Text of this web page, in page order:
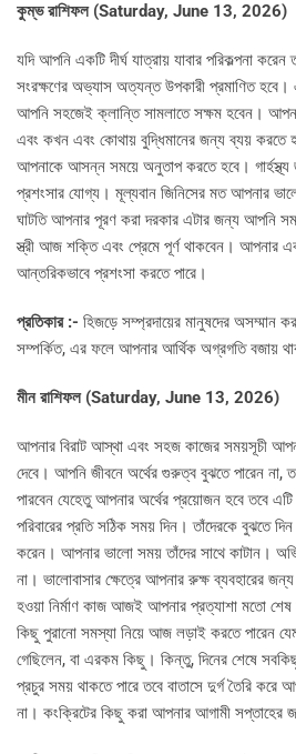
কুম্ভ রাশিফল (Saturday, June 13, 2026)
যদি আপনি একটি দীর্ঘ যাত্রায় যাবার পরিকল্পনা
সংরক্ষণের অভ্যাস অত্যন্ত উপকারী প্রমাণিত
আপনি সহজেই ক্লান্তি সামলাতে সক্ষম হবেন।
এবং কখন এবং কোথায় বুদ্ধিমানের জন্য ব্যয় করতে
আপনাকে আসন্ন সময়ে অনুতাপ করতে হবে। গার্হস্থ্য
প্রশংসার যোগ্য। মূল্যবান জিনিসের মত আপনার
ঘাটতি আপনার পূরণ করা দরকার এটার জন্য আপনি
স্ত্রী আজ শক্তি এবং প্রেমে পূর্ণ থাকবেন।
আন্তরিকভাবে প্রশংসা করতে পারে।
প্রতিকার :- হিজড়ে সম্প্রদায়ের মানুষদের অসম্মান
সম্পর্কিত, এর ফলে আপনার আর্থিক অগ্রগতি বজায়
মীন রাশিফল (Saturday, June 13, 2026)
আপনার বিরাট আস্থা এবং সহজ কাজের সময়সূচী
দেবে। আপনি জীবনে অর্থের গুরুত্ব বুঝতে পারেন না,
পারবেন যেহেতু আপনার অর্থের প্রয়োজন হবে তবে
পরিবারের প্রতি সঠিক সময় দিন। তাঁদেরকে বুঝতে
করেন। আপনার ভালো সময় তাঁদের সাথে কাটান।
না। ভালোবাসার ক্ষেত্রে আপনার রুক্ষ ব্যবহারের
হওয়া নির্মাণ কাজ আজই আপনার প্রত্যাশা মতো শেষ
কিছু পুরানো সমস্যা নিয়ে আজ লড়াই করতে পারেন
গেছিলেন, বা এরকম কিছু। কিন্তু, দিনের শেষে
প্রচুর সময় থাকতে পারে তবে বাতাসে দুর্গ তৈরি করে
না। কংক্রিটের কিছু করা আপনার আগামী সপ্তাহের